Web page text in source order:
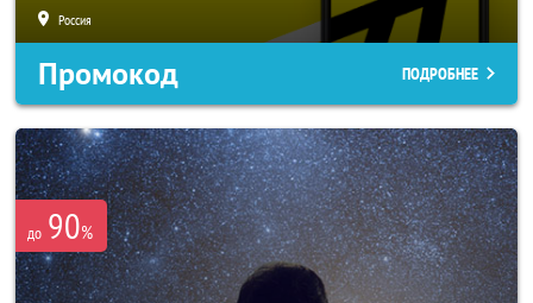
Россия
Промокод ПОДРОБНЕЕ
до 90%